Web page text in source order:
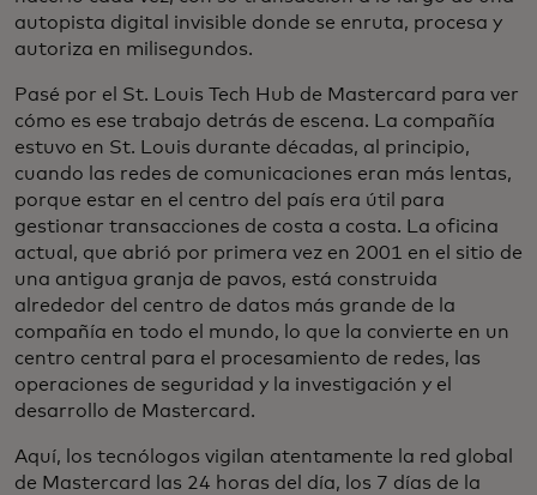
autopista digital invisible donde se enruta, procesa y
autoriza en milisegundos.
Pasé por el St. Louis Tech Hub de Mastercard para ver
cómo es ese trabajo detrás de escena. La compañía
estuvo en St. Louis durante décadas, al principio,
cuando las redes de comunicaciones eran más lentas,
porque estar en el centro del país era útil para
gestionar transacciones de costa a costa. La oficina
actual, que abrió por primera vez en 2001 en el sitio de
una antigua granja de pavos, está construida
alrededor del centro de datos más grande de la
compañía en todo el mundo, lo que la convierte en un
centro central para el procesamiento de redes, las
operaciones de seguridad y la investigación y el
desarrollo de Mastercard.
Aquí, los tecnólogos vigilan atentamente la red global
de Mastercard las 24 horas del día, los 7 días de la